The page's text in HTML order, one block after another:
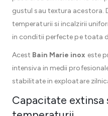
gustul sau textura acestora.
temperaturii si incalzirii
in conditii perfecte pe toata
Acest Bain Marie inox este
intensiva in medii
stabilitate in exploatare
Capacitate